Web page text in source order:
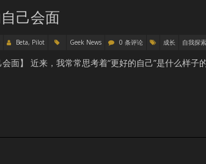
己会面
Beta, Pilot Geek News 0 条评论 成长 自我探索
会面】 近来，我常常思考着“更好的自己”是什么样子